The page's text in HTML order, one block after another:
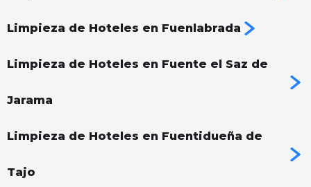
Limpieza de Hoteles en Fuenlabrada
Limpieza de Hoteles en Fuente el Saz de
Jarama
Limpieza de Hoteles en Fuentidueña de
Tajo